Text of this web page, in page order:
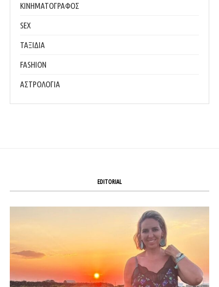
ΚΙΝΗΜΑΤΟΓΡΑΦΟΣ
SEX
ΤΑΞΙΔΙΑ
FASHION
ΑΣΤΡΟΛΟΓΙΑ
EDITORIAL